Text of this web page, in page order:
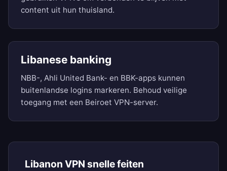
content uit hun thuisland.
Libanese banking
NBB-, Ahli United Bank- en BBK-apps kunnen
buitenlandse logins markeren. Behoud veilige
toegang met een Beiroet VPN-server.
Libanon VPN snelle feiten